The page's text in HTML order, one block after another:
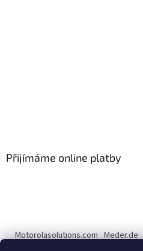
Přijímáme online platby
Motorolasolutions.com Meder.de